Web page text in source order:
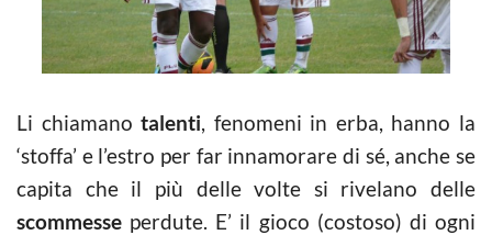
Li chiamanotalenti, fenomeni in erba, hanno la
‘stoffa’ e l’estro per far innamorare di sé, anche se
capita che il più delle volte si rivelano delle
scommesse perdute. E’ il gioco (costoso) di ogni